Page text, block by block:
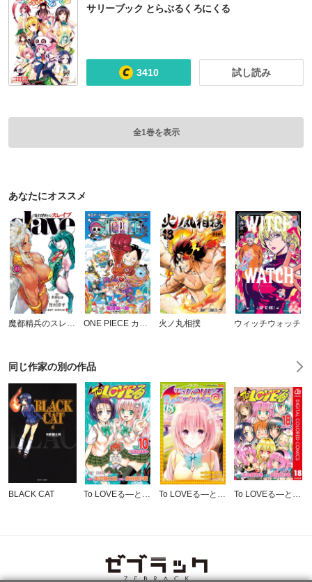
サリーブック とらぶるくろにくる
3410 試し読み
全1巻を表示
あなたにオススメ
魔都精兵のスレイブ ONE PIECE カラー版 火ノ丸相撲 ウィッチウォッチ
同じ作家の別の作品
BLACK CAT To LOVEる―とらぶる― モノクロ版 To LOVEる―とらぶる―ダークネス モノクロ版 To LOVEる―とらぶる― カラー版